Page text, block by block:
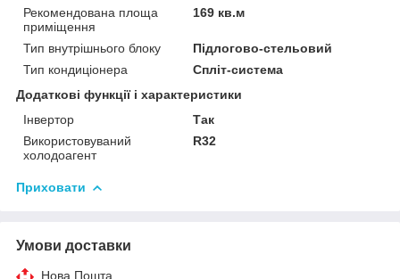
Рекомендована площа
приміщення
169 кв.м
Тип внутрішнього блоку
Підлогово-стельовий
Тип кондиціонера
Спліт-система
Додаткові функції і характеристики
Інвертор
Так
Використовуваний
холодоагент
R32
Приховати
Умови доставки
Нова Пошта